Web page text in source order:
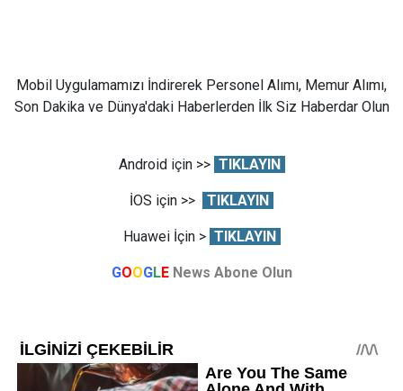
Mobil Uygulamamızı İndirerek Personel Alımı, Memur Alımı,
Son Dakika ve Dünya'daki Haberlerden İlk Siz Haberdar Olun
Android için >> TIKLAYIN
İOS için >> TIKLAYIN
Huawei İçin > TIKLAYIN
GOOGLE News Abone Olun